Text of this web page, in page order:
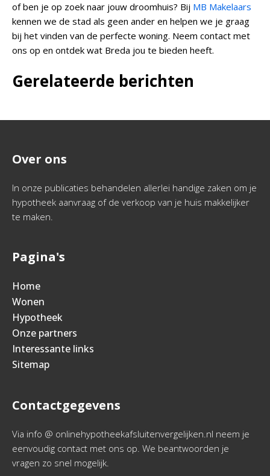
of ben je op zoek naar jouw droomhuis? Bij MB Makelaars
kennen we de stad als geen ander en helpen we je graag
bij het vinden van de perfecte woning. Neem contact met
ons op en ontdek wat Breda jou te bieden heeft.
Gerelateerde berichten
Over ons
In onze publicaties behandelen allerlei handige zaken om je
hypotheek aanvraag of de verkoop van je huis makkelijker
te maken.
Pagina's
Home
Wonen
Hypotheek
Onze partners
Interessante links
Sitemap
Contactgegevens
Via info @ onlinehypotheekafsluitenvergelijken.nl neem je
eenvoudig contact met ons op. We beantwoorden je
vragen zo snel mogelijk.